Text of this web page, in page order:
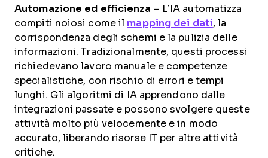
Automazione ed efficienza – L’IA automatizza
compiti noiosi come il mapping dei dati, la
corrispondenza degli schemi e la pulizia delle
informazioni. Tradizionalmente, questi processi
richiedevano lavoro manuale e competenze
specialistiche, con rischio di errori e tempi
lunghi. Gli algoritmi di IA apprendono dalle
integrazioni passate e possono svolgere queste
attività molto più velocemente e in modo
accurato, liberando risorse IT per altre attività
critiche.